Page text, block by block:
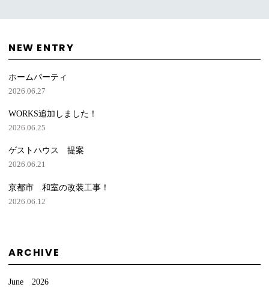
NEW ENTRY
ホームパーティ
2026.06.27
WORKS追加しました！
2026.06.25
ゲストハウス 提案
2026.06.21
京都市 和室の改装工事！
2026.06.12
ARCHIVE
June 2026